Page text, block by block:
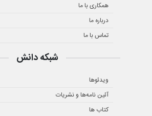
همکاری با ما
درباره ما
تماس با ما
شبکه دانش
ویدئوها
آئین نامه‌ها و نشریات
کتاب ها